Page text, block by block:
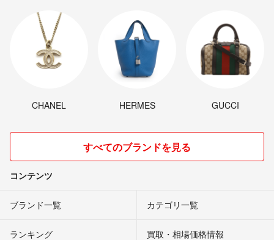
CHANEL HERMES GUCCI
すべてのブランドを見る
コンテンツ
ブランド一覧 カテゴリ一覧
ランキング 買取・相場価格情報